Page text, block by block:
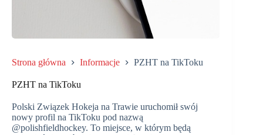
Strona główna Informacje PZHT na TikToku
PZHT na TikToku
Polski Związek Hokeja na Trawie uruchomił swój
nowy profil na TikToku pod nazwą
@polishfieldhockey. To miejsce, w którym będą